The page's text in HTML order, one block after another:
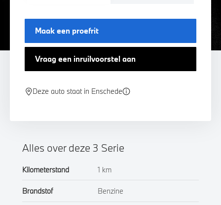
Maak een proefrit
Vraag een inruilvoorstel aan
Deze auto staat in Enschede
Alles over deze 3 Serie
Kilometerstand 1 km
Brandstof Benzine